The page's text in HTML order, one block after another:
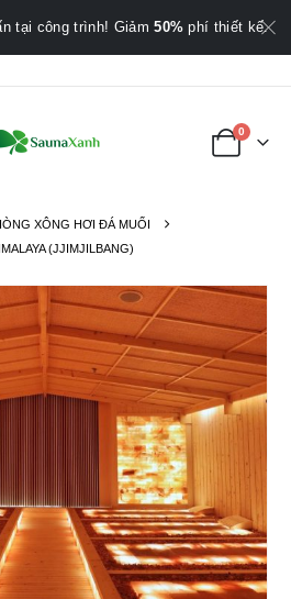
tại công trình! Giảm50% phí thiết kế.
0
XÔNG HƠI ĐÁ MUỐI
(JJIMJILBANG)